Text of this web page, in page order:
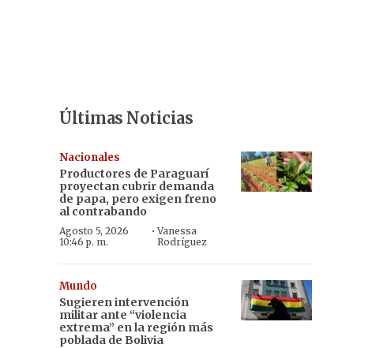
Últimas Noticias
Nacionales
Productores de Paraguarí
proyectan cubrir demanda
de papa, pero exigen freno
al contrabando
Agosto 5, 2026
10:46 p. m.
·Vanessa
Rodríguez
Mundo
Sugieren intervención
militar ante “violencia
extrema” en la región más
poblada de Bolivia